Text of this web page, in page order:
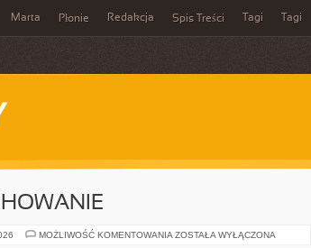
Marta Płonie Redakcja Spis Treści Tagi Tagi
MOŻLIWOŚĆ KOMENTOWANIA EDUKACJA
ZOSTAŁA WYŁĄCZONA